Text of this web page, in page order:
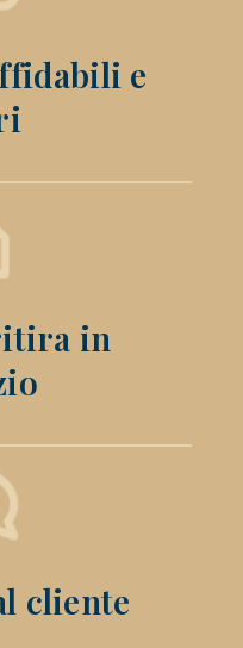
e
in
cliente